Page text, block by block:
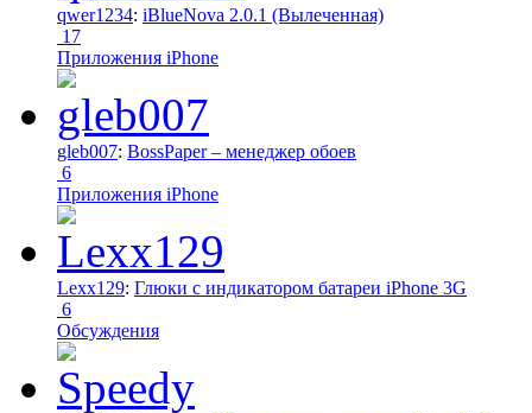
qwer1234: iBlueNova 2.0.1 (Вылеченная)
17
Приложения iPhone
gleb007: BossPaper – менеджер обоев
6
Приложения iPhone
Lexx129: Глюки с индикатором батареи iPhone 3G
6
Обсуждения